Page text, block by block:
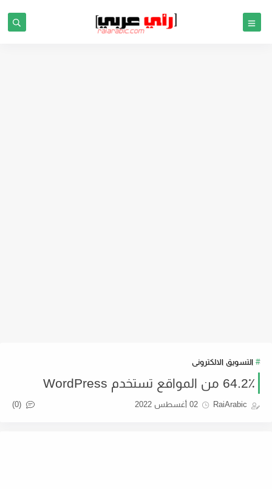
التسويق الالكترونى
64.2٪ من المواقع تستخدم WordPress
RaiArabic 02 أغسطس 2022 (0)